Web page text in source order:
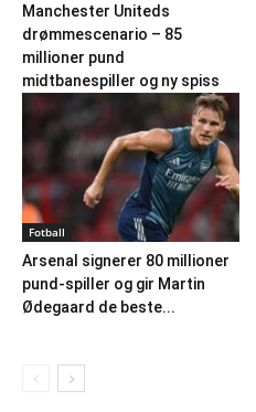
Manchester Uniteds
drømmescenario – 85
millioner pund
midtbanespiller og ny spiss
Fotball
Arsenal signerer 80 millioner
pund-spiller og gir Martin
Ødegaard de beste...